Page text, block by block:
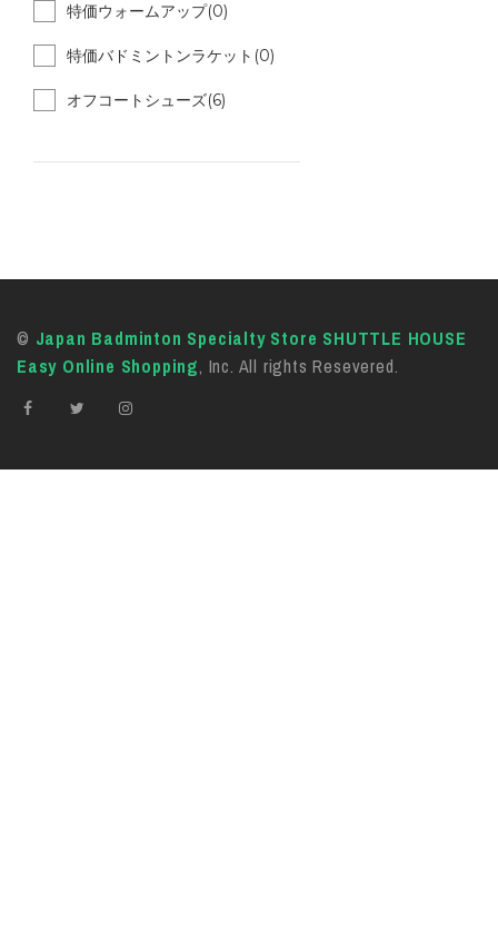
特価ウォームアップ(0)
特価バドミントンラケット(0)
オフコートシューズ(6)
© Japan Badminton Specialty Store SHUTTLE HOUSE
Easy Online Shopping, Inc. All rights Resevered.